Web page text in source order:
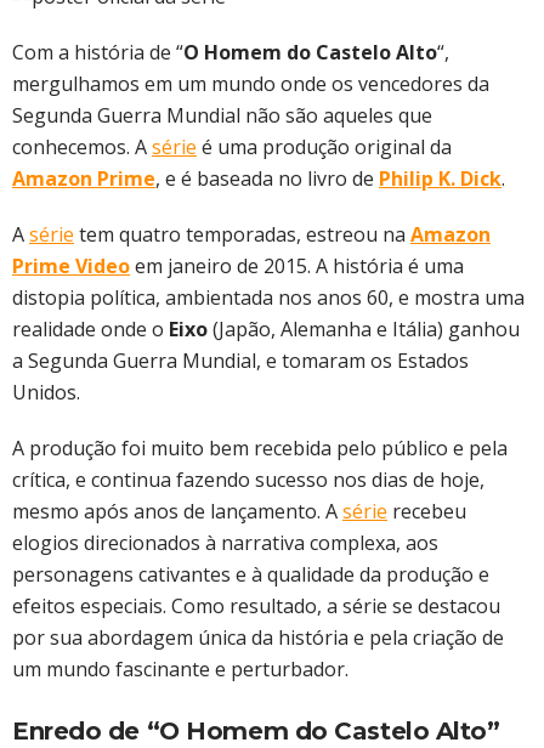
Com a história de “O Homem do Castelo Alto“,
mergulhamos em um mundo onde os vencedores da
Segunda Guerra Mundial não são aqueles que
conhecemos. Asérie é uma produção original da
Amazon Prime, e é baseada no livro de Philip K. Dick.
Asérie tem quatro temporadas, estreou na Amazon
Prime Videoem janeiro de 2015. A história é uma
distopia política, ambientada nos anos 60, e mostra uma
realidade onde o Eixo(Japão, Alemanha e Itália) ganhou
a Segunda Guerra Mundial, e tomaram os Estados
Unidos.
A produção foi muito bem recebida pelo público e pela
crítica, e continua fazendo sucesso nos dias de hoje,
mesmo após anos de lançamento. Asérie recebeu
elogios direcionados à narrativa complexa, aos
personagens cativantes e à qualidade da produção e
efeitos especiais. Como resultado, a série se destacou
por sua abordagem única da história e pela criação de
um mundo fascinante e perturbador.
Enredo de “O Homem do Castelo Alto”